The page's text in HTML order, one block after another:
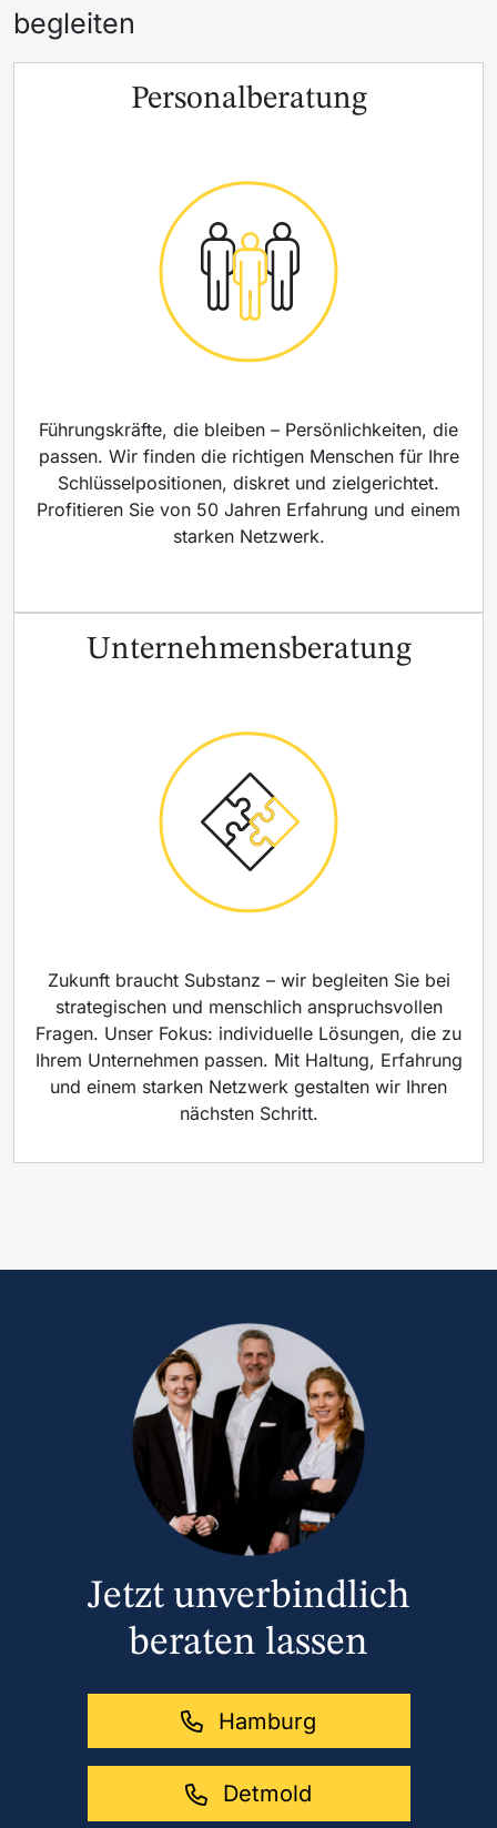
begleiten
Personalberatung
Führungskräfte, die bleiben – Persönlichkeiten, die
passen. Wir finden die richtigen Menschen für Ihre
Schlüsselpositionen, diskret und zielgerichtet.
Profitieren Sie von 50 Jahren Erfahrung und einem
starken Netzwerk.
Unternehmensberatung
Zukunft braucht Substanz – wir begleiten Sie bei
strategischen und menschlich anspruchsvollen
Fragen. Unser Fokus: individuelle Lösungen, die zu
Ihrem Unternehmen passen. Mit Haltung, Erfahrung
und einem starken Netzwerk gestalten wir Ihren
nächsten Schritt.
Jetzt unverbindlich
beraten lassen
Hamburg
Detmold